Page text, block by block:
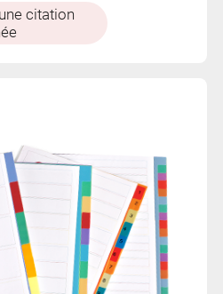
givré
citation